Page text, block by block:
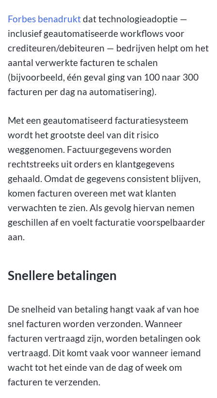
Forbes benadruktdat technologieadoptie —
inclusief geautomatiseerde workflows voor
crediteuren/debiteuren — bedrijven helpt om het
aantal verwerkte facturen te schalen
(bijvoorbeeld, één geval ging van 100 naar 300
facturen per dag na automatisering).
Met een geautomatiseerd facturatiesysteem
wordt het grootste deel van dit risico
weggenomen. Factuurgegevens worden
rechtstreeks uit orders en klantgegevens
gehaald. Omdat de gegevens consistent blijven,
komen facturen overeen met wat klanten
verwachten te zien. Als gevolg hiervan nemen
geschillen af en voelt facturatie voorspelbaarder
aan.
Snellere betalingen
De snelheid van betaling hangt vaak af van hoe
snel facturen worden verzonden. Wanneer
facturen vertraagd zijn, worden betalingen ook
vertraagd. Dit komt vaak voor wanneer iemand
wacht tot het einde van de dag of week om
facturen te verzenden.